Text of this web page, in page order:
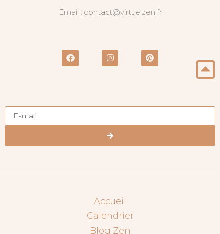
Email : contact@virtuelzen.fr
Accueil
Calendrier
Blog Zen